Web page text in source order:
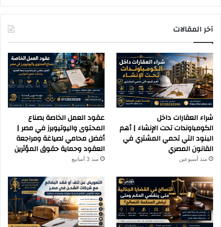
آخر المقالات
شراء العقارات داخل
الكومباوندات تحت الإنشاء | أهم
البنود التي تحمي المشتري في
القانون المصري
منذ أسبوعين
عقود العمل الخاصة بصناع
المحتوى واليوتيوبرز في مصر |
أفضل محامي لصياغة ومراجعة
العقود وحماية حقوق المؤثرين
منذ 3 أسابيع